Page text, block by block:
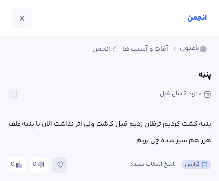
باغبون آفات و آسیب ها انجمن
پنبه
حدود 2 سال قبل
هرز هم سبز شده چی بزنم
0 0 پاسخ انتخاب نشده گزارش
انجمن